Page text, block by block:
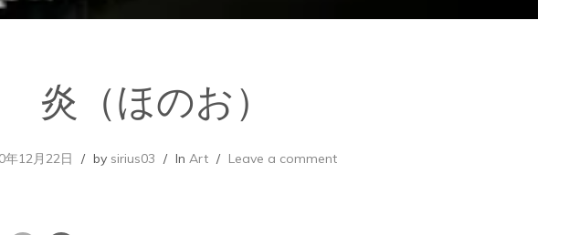
炎（ほのお）
年12月22日 by sirius03 In Art Leave a comment